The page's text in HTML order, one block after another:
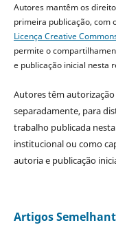
Autores mantêm os
primeira publicação, com
Licença Creative
permite o
e publicação inicial nesta
Autores têm
separadamente, para
trabalho publicada
institucional ou como
autoria e publicação
Artigos